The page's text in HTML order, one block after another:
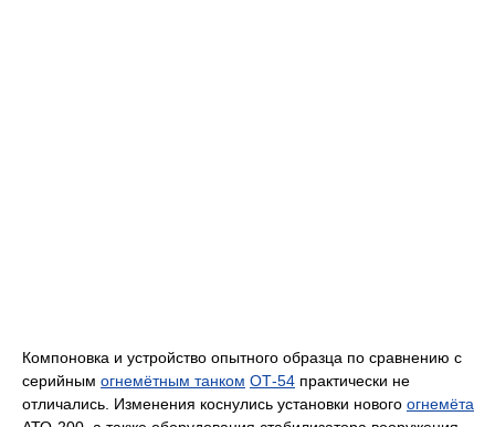
Компоновка и устройство опытного образца по сравнению с
серийным огнемётным танком ОТ-54 практически не
отличались. Изменения коснулись установки нового огнемёта